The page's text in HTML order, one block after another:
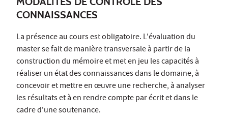
CONNAISSANCES
La présence au cours est obligatoire. L'évaluation du
master se fait de manière transversale à partir de la
construction du mémoire et met en jeu les capacités à
réaliser un état des connaissances dans le domaine, à
concevoir et mettre en œuvre une recherche, à analyser
les résultats et à en rendre compte par écrit et dans le
cadre d'une soutenance.